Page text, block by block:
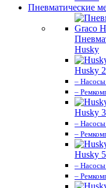
Пневматические
Husky
Husky
–
–
Husky
–
–
Husky
–
–